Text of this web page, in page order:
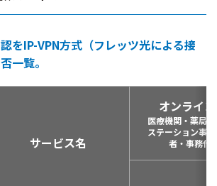
をIP-VPN方式（フレッツ光による接
一覧。
サービス名
オンライ
医療機関・薬局
ステーション事
者・事務代